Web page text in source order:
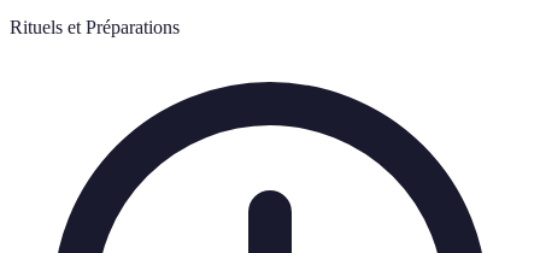
Rituels et Préparations